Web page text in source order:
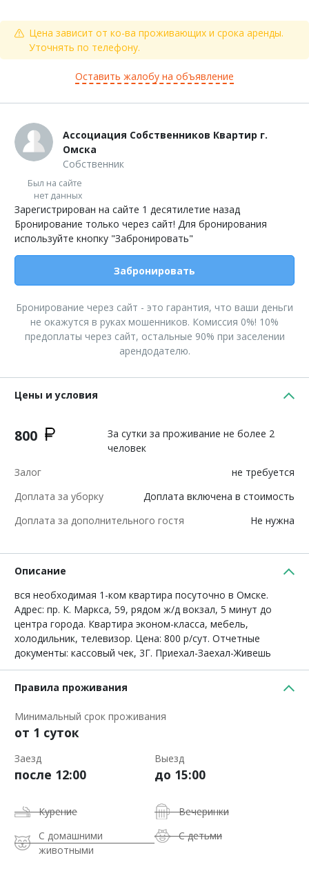
Цена зависит от ко-ва проживающих и срока аренды.
Уточнять по телефону.
Оставить жалобу на объявление
Ассоциация Собственников Квартир г.
Омска
Собственник
Был на сайте
нет данных
Зарегистрирован на сайте 1 десятилетие назад
Бронирование только через сайт! Для бронирования
используйте кнопку "Забронировать"
Забронировать
Бронирование через сайт - это гарантия, что ваши деньги
не окажутся в руках мошенников. Комиссия 0%! 10%
предоплаты через сайт, остальные 90% при заселении
арендодателю.
Цены и условия
800
За сутки за проживание не более 2
человек
Залог
не требуется
Доплата за уборку
Доплата включена в стоимость
Доплата за дополнительного гостя
Не нужна
Описание
вся необходимая 1-ком квартира посуточно в Омске.
Адрес: пр. К. Маркса, 59, рядом ж/д вокзал, 5 минут до
центра города. Квартира эконом-класса, мебель,
холодильник, телевизор. Цена: 800 р/сут. Отчетные
документы: кассовый чек, 3Г. Приехал-Заехал-Живешь
Правила проживания
Минимальный срок проживания
от 1 суток
Заезд
после 12:00
Выезд
до 15:00
Курение
Вечеринки
С домашними
животными
С детьми